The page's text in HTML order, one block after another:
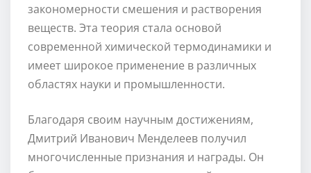
закономерности смешения и растворения
веществ. Эта теория стала основой
современной химической термодинамики и
имеет широкое применение в различных
областях науки и промышленности.
Благодаря своим научным достижениям,
Дмитрий Иванович Менделеев получил
многочисленные признания и награды. Он